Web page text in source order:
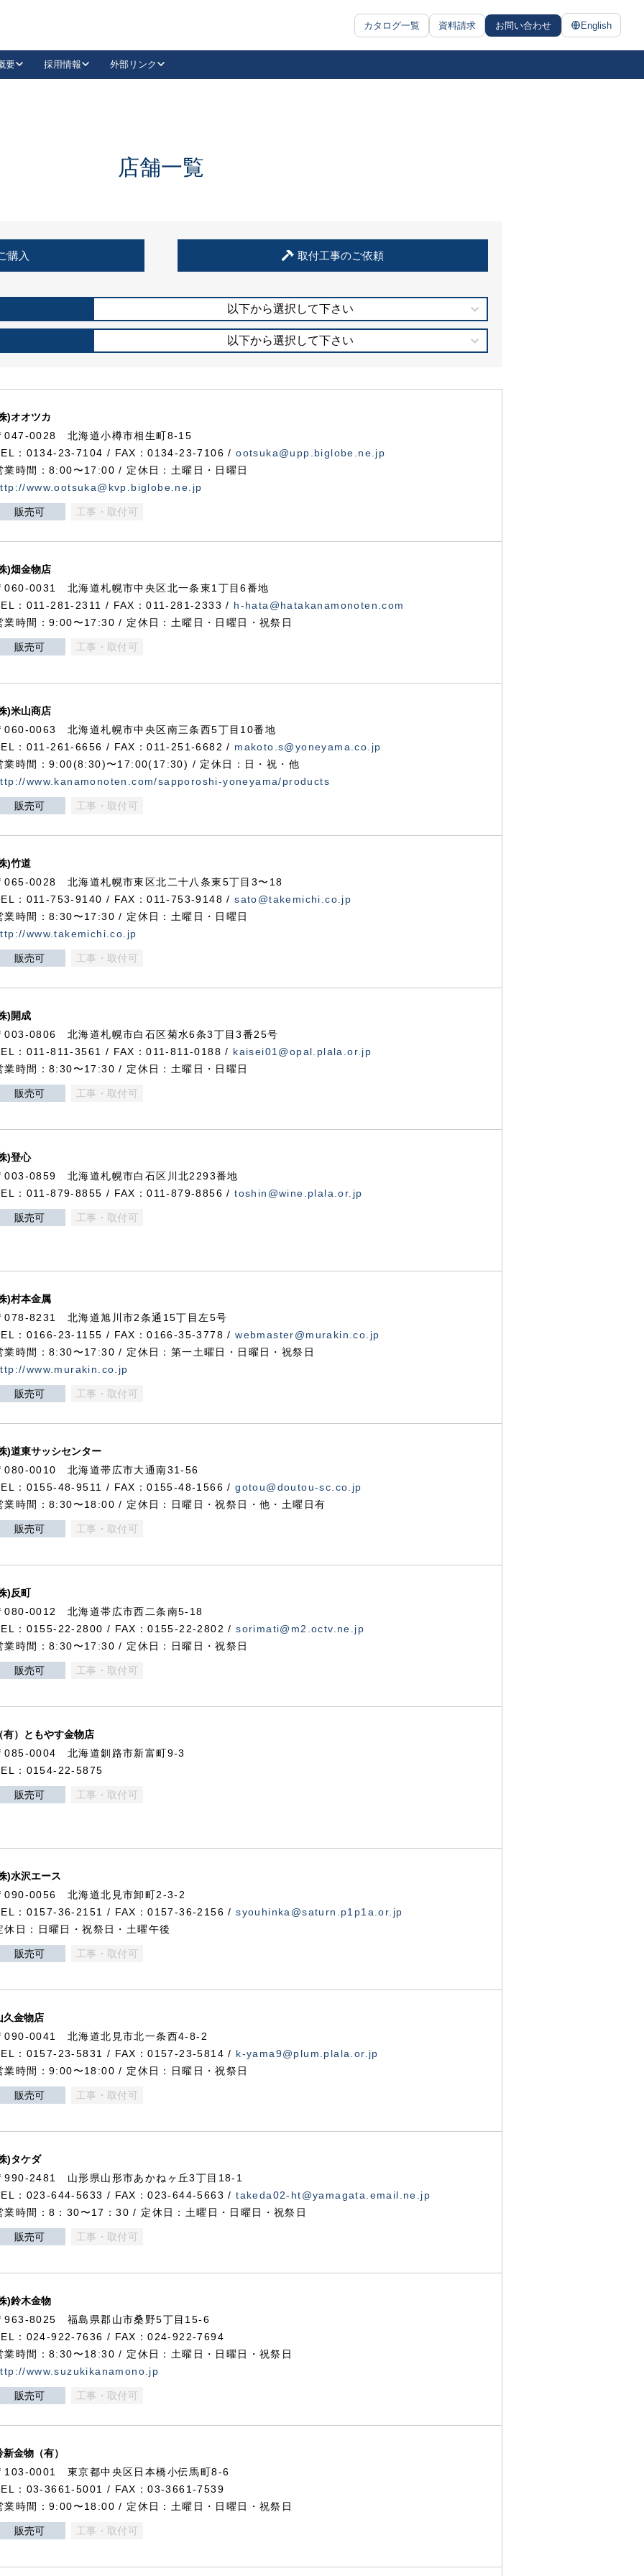
カタログ一覧 資料請求 お問い合わせ English
抗ウイルス・抗菌製品
要 採用情報 外部リンク
LinkedIn
住宅使用部材標準化推進協議会
店舗一覧
購入 取付工事のご依頼
以下から選択して下さい
以下から選択して下さい
)オオツカ
047-0028 北海道小樽市相生町8-15
：0134-23-7104 / FAX：0134-23-7106 /ootsuka@upp.biglobe.ne.jp
業時間：8:00〜17:00 / 定休日：土曜日・日曜日
www.ootsuka@kvp.biglobe.ne.jp
販売可 工事・取付可
)畑金物店
060-0031 北海道札幌市中央区北一条東1丁目6番地
：011-281-2311 / FAX：011-281-2333 / h-hata@hatakanamonoten.com
業時間：9:00〜17:30 / 定休日：土曜日・日曜日・祝祭日
販売可 工事・取付可
)米山商店
060-0063 北海道札幌市中央区南三条西5丁目10番地
：011-261-6656 / FAX：011-251-6682 / makoto.s@yoneyama.co.jp
業時間：9:00(8:30)〜17:00(17:30) / 定休日：日・祝・他
www.kanamonoten.com/sapporoshi-yoneyama/products
販売可 工事・取付可
)竹道
065-0028 北海道札幌市東区北二十八条東5丁目3〜18
：011-753-9140 / FAX：011-753-9148 /sato@takemichi.co.jp
業時間：8:30〜17:30 / 定休日：土曜日・日曜日
www.takemichi.co.jp
販売可 工事・取付可
)開成
003-0806 北海道札幌市白石区菊水6条3丁目3番25号
：011-811-3561 / FAX：011-811-0188 / kaisei01@opal.plala.or.jp
業時間：8:30〜17:30 / 定休日：土曜日・日曜日
販売可 工事・取付可
)登心
003-0859 北海道札幌市白石区川北2293番地
：011-879-8855 / FAX：011-879-8856 /toshin@wine.plala.or.jp
販売可 工事・取付可
)村本金属
078-8231 北海道旭川市2条通15丁目左5号
：0166-23-1155 / FAX：0166-35-3778 /webmaster@murakin.co.jp
業時間：8:30〜17:30 / 定休日：第一土曜日・日曜日・祝祭日
www.murakin.co.jp
販売可 工事・取付可
)道東サッシセンター
080-0010 北海道帯広市大通南31-56
：0155-48-9511 / FAX：0155-48-1566 /gotou@doutou-sc.co.jp
業時間：8:30〜18:00 / 定休日：日曜日・祝祭日・他・土曜日有
販売可 工事・取付可
)反町
080-0012 北海道帯広市西二条南5-18
：0155-22-2800 / FAX：0155-22-2802 /sorimati@m2.octv.ne.jp
業時間：8:30〜17:30 / 定休日：日曜日・祝祭日
販売可 工事・取付可
有）ともやす金物店
085-0004 北海道釧路市新富町9-3
：0154-22-5875
販売可 工事・取付可
)水沢エース
090-0056 北海道北見市卸町2-3-2
：0157-36-2151 / FAX：0157-36-2156 /syouhinka@saturn.p1p1a.or.jp
休日：日曜日・祝祭日・土曜午後
販売可 工事・取付可
久金物店
090-0041 北海道北見市北一条西4-8-2
：0157-23-5831 / FAX：0157-23-5814 / k-yama9@plum.plala.or.jp
業時間：9:00〜18:00 / 定休日：日曜日・祝祭日
販売可 工事・取付可
)タケダ
990-2481 山形県山形市あかねヶ丘3丁目18-1
：023-644-5633 / FAX：023-644-5663 /takeda02-ht@yamagata.email.ne.jp
業時間：8：30〜17：30 / 定休日：土曜日・日曜日・祝祭日
販売可 工事・取付可
)鈴木金物
963-8025 福島県郡山市桑野5丁目15-6
：024-922-7636 / FAX：024-922-7694
業時間：8:30〜18:30 / 定休日：土曜日・日曜日・祝祭日
www.suzukikanamono.jp
販売可 工事・取付可
新金物（有）
103-0001 東京都中央区日本橋小伝馬町8-6
：03-3661-5001 / FAX：03-3661-7539
業時間：9:00〜18:00 / 定休日：土曜日・日曜日・祝祭日
販売可 工事・取付可